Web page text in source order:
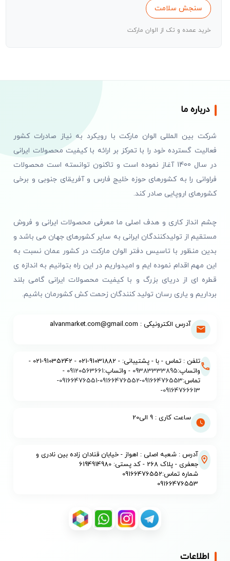
سنجش سلامت
خرید عمده و تک از الوان مارکت
درباره ما
شرکت بین المللی الوان مارکت با رویکرد به نیاز صادرات کشور
فعالیت گسترده خود را با تمرکز بر ارائه با کیفیت محصولات ایرانی
در سال 1400 آغاز نموده است و تاکنون توانسته است محصولات
فراوانی را به کشورهای حوزه خلیج فارس و آفریقای جنوبی و برخی
کشورهای اروپایی صادر کند.
چشم انداز کاری و هدف اصلی ما معرفی محصولات ایرانی و فروش
مستقیم از تولیدکنندگان ایرانی به سایر کشورهای جهان می باشد و
بدین منظور با تاسیس دفتر الوان مارکت در کشور عمان نسبت به
این مهم اقدام نموده ایم و امیدواریم در این راه بتوانیم به اندازه ی
قطره ای از دریای بزرگ و با کیفیت محصولات ایرانی گامی بلند
برداریم و یاری رسان تولید کنندگان زحمت کش کشورمان باشیم.
آدرس الکترونیکی : alvanmarket.com@gmail.com
تلفن : تماس - با - پشتیبانی: - 91031882-021 - 91035242-021 -
واتساپ:09383333895 - واتساپ:09120563661
-
تماس:09166476553
-
09166476552
-
09166476551
-
09164766613
-
ساعت کاری : 9 الی20
آدرس : شعبه اصلی : اهواز - خیابان قنادان زاده بین نادری و
جعفری - پلاک 268 - کد پستی: 6194914980
شماره تماس:09166476552
09166476553
اطلاعات